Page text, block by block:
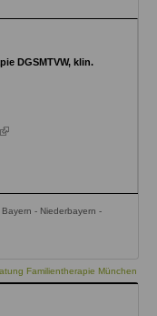
DGSMTVW, klin.
(link
- Niederbayern -
Familientherapie München